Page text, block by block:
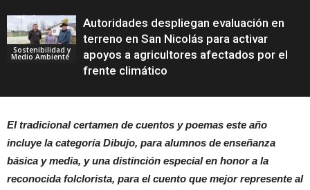
Sostenibilidad y
Medio Ambiente
Autoridades despliegan evaluación en
terreno en San Nicolás para activar
apoyos a agricultores afectados por el
frente climático
El tradicional certamen de cuentos y poemas este año
incluye la categoría Dibujo, para alumnos de enseñanza
básica y media, y una distinción especial en honor a la
reconocida folclorista, para el cuento que mejor represente al